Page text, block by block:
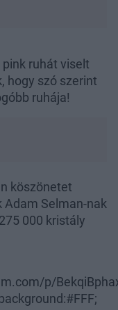
ruhát viselt
hogy szó szerint
ruhája!
köszönetet
Selman-nak
000 kristály
p/